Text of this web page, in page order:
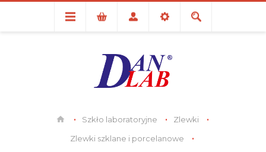
Szkło laboratoryjne
Zlewki
Zlewki szklane i porcelanowe